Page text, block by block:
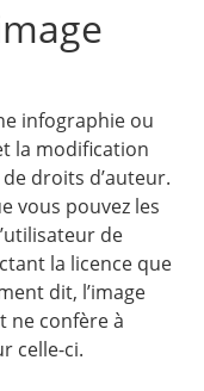
infographie ou
la modification
droits d’auteur.
vous pouvez les
de
la licence que
dit, l’image
ne confère à
celle-ci.